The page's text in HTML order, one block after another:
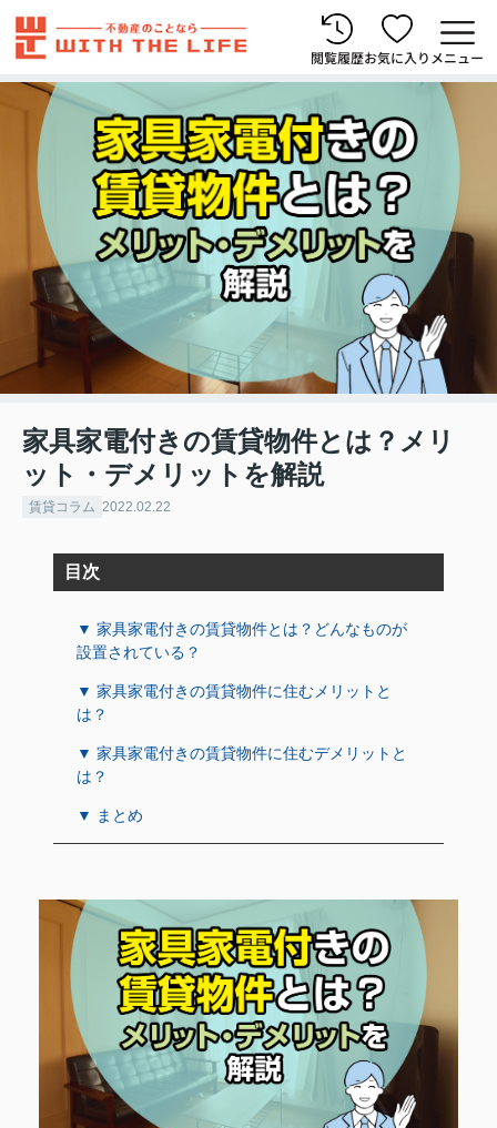
閲覧履歴お気に入り メニュー
家具家電付きの賃貸物件とは？メリ
ット・デメリットを解説
賃貸コラム 2022.02.22
目次
▼ 家具家電付きの賃貸物件とは？どんなものが
設置されている？
▼ 家具家電付きの賃貸物件に住むメリットと
は？
▼ 家具家電付きの賃貸物件に住むデメリットと
は？
▼ まとめ